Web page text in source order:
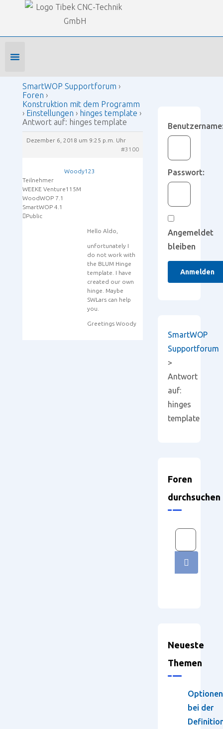
Our Forums
SmartWOP Supportforum ›
Foren ›
Konstruktion mit dem Programm
› Einstellungen › hinges template ›
Antwort auf: hinges template
Dezember 6, 2018 um 9:25 p.m. Uhr
#3100
Woody123
Teilnehmer
WEEKE Venture115M
WoodWOP 7.1
SmartWOP 4.1
Public
Hello Aldo,
unfortunately I
do not work with
the BLUM Hinge
template. I have
created our own
hinge. Maybe
SWLars can help
you.
Greetings Woody
Passwort:
Angemeldet
bleiben
Anmelden
SmartWOP
Supportforum
>
Antwort
auf:
hinges
template
Foren
durchsuchen
Neueste
Themen
Optionen
bei der